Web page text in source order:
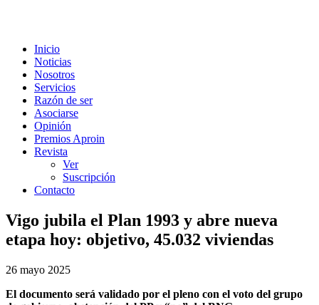
Inicio
Noticias
Nosotros
Servicios
Razón de ser
Asociarse
Opinión
Premios Aproin
Revista
Ver
Suscripción
Contacto
Vigo jubila el Plan 1993 y abre nueva
etapa hoy: objetivo, 45.032 viviendas
26 mayo 2025
El documento será validado por el pleno con el voto del grupo